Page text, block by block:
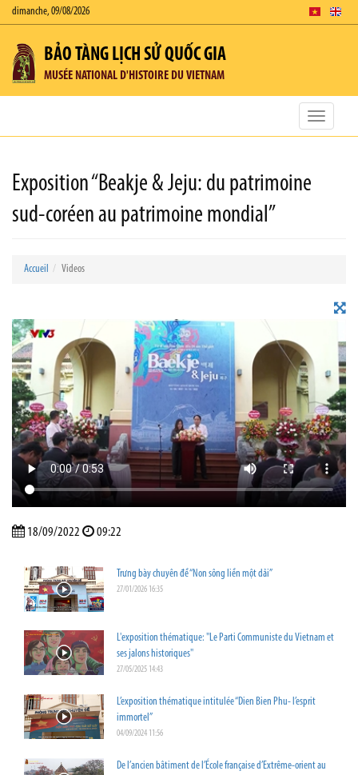
dimanche, 09/08/2026
BẢO TÀNG LỊCH SỬ QUỐC GIA
MUSÉE NATIONAL D'HISTOIRE DU VIETNAM
Toggle
Exposition “Beakje & Jeju: du patrimoine
sud-coréen au patrimoine mondial”
Accueil Videos
18/09/2022 09:22
Trưng bày chuyên đề “Non sông liền một dải”
27/01/2026 16:35
L'exposition thématique: "Le Parti Communiste du Vietnam et
ses jalons historiques"
27/05/2025 14:43
L’exposition thématique intitulée “Dien Bien Phu- l’esprit
immortel”
04/09/2024 11:56
De l’ancien bâtiment de l’École française d’Extrême-orient au